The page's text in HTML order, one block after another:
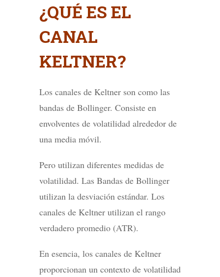
¿QUÉ ES EL
CANAL
KELTNER?
Los canales de Keltner son como las
bandas de Bollinger. Consiste en
envolventes de volatilidad alrededor de
una media móvil.
Pero utilizan diferentes medidas de
volatilidad. Las Bandas de Bollinger
utilizan la desviación estándar. Los
canales de Keltner utilizan el rango
verdadero promedio (ATR).
En esencia, los canales de Keltner
proporcionan un contexto de volatilidad